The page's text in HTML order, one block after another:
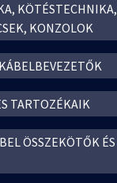
KÖTÉSTECHNIKA,
KONZOLOK
TARTOZÉKAIK
ÖSSZEKÖTŐK ÉS